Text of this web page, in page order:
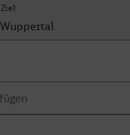
Ziel